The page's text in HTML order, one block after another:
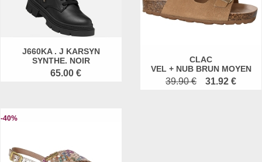
J660KA . J KARSYN
SYNTHE. NOIR
65.00 €
CLAC
VEL + NUB BRUN MOYEN
39.90 € 31.92 €
-40%